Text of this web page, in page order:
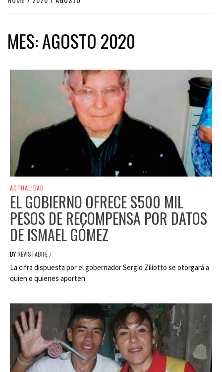
MES:AGOSTO 2020
ACTUALIDAD
EL GOBIERNO OFRECE $500 MIL
PESOS DE RECOMPENSA POR DATOS
DE ISMAEL GÓMEZ
BYREVISTABIFE /
La cifra dispuesta por el gobernador Sergio Ziliotto se otorgará a
quien o quienes aporten